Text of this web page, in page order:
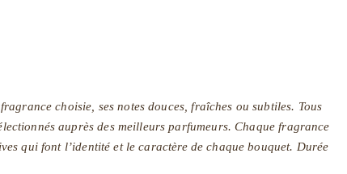
choisie, ses notes douces, fraîches ou subtiles. Tous
auprès des meilleurs parfumeurs. Chaque fragrance
qui font l’identité et le caractère de chaque bouquet. Durée